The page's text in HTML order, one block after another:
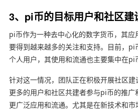
3、pi币的目标用户和社区建
pi币作为一种去中心化的数字货币，其应
要得到越来越多的关注和支持。目前，pi
个人用户，其使用和流通也主要集中在pi
针对这一情况，团队正在积极开展社区
更多的用户和社区共建者参与pi币的推
更广泛应用和流通。尤其是在新技术和